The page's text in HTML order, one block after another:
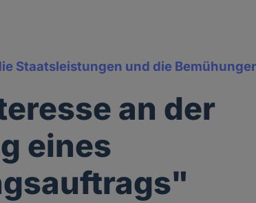
Staatsleistungen und die
an der
eines